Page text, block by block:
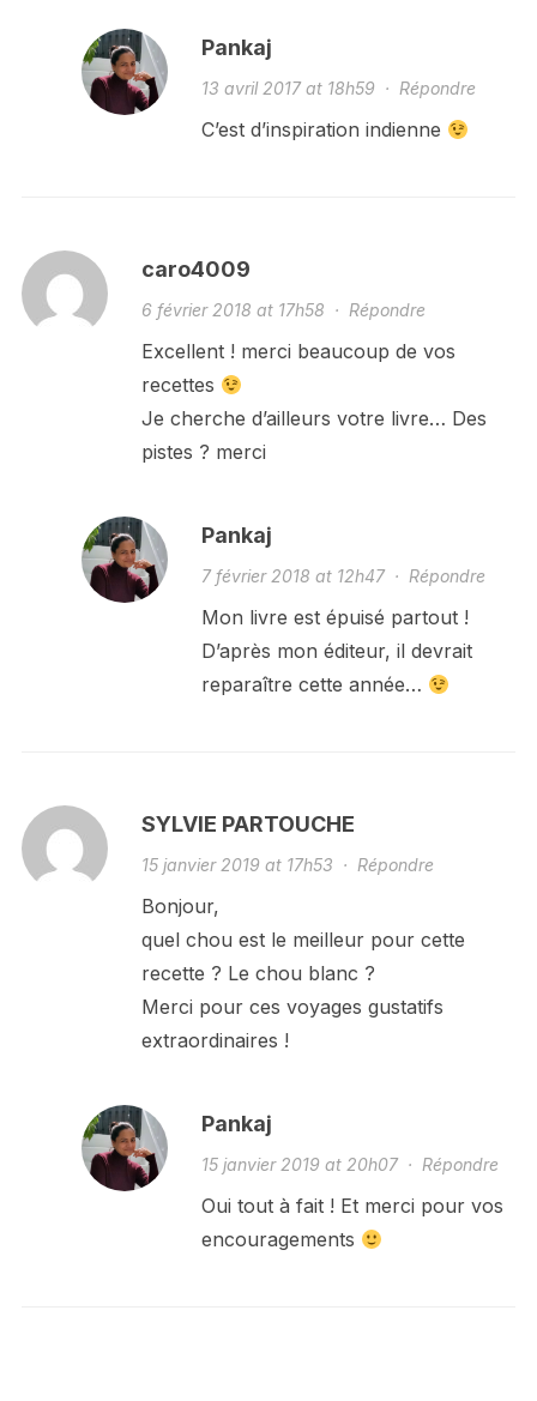
Pankaj
13 avril 2017 at 18h59 · Répondre
C’est d’inspiration indienne
caro4009
6 février 2018 at 17h58 · Répondre
Excellent ! merci beaucoup de vos
recettes
Je cherche d’ailleurs votre livre… Des
pistes ? merci
Pankaj
7 février 2018 at 12h47· Répondre
Mon livre est épuisé partout !
D’après mon éditeur, il devrait
reparaître cette année…
SYLVIE PARTOUCHE
15 janvier 2019 at 17h53 · Répondre
Bonjour,
quel chou est le meilleur pour cette
recette ? Le chou blanc ?
Merci pour ces voyages gustatifs
extraordinaires !
Pankaj
15 janvier 2019 at 20h07· Répondre
Oui tout à fait ! Et merci pour vos
encouragements